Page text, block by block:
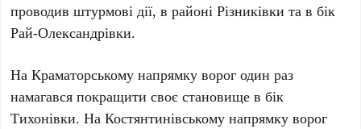
проводив штурмові дії, в районі Різниківки та в бік
Рай-Олександрівки.
На Краматорському напрямку ворог один раз
намагався покращити своє становище в бік
Тихонівки.На Костянтинівському напрямку ворог